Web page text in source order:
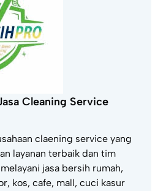
Cleaning Service
claening service yang
layanan terbaik dan tim
jasa bersih rumah,
kos, cafe, mall, cuci kasur